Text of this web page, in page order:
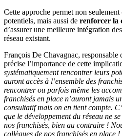
Cette approche permet non
potentiels, mais aussi de renforcer la
d’assurer une meilleure intégration
réseau existant.
François De Chavagnac,
précise l’importance de cette
systématiquement rencontrer leurs
auront accès à l’ensemble des
rencontrer ou parfois même les
franchisés en place n’auront jamais
consultatif mais on en tient compte.
que le développement du réseau ne
nos franchisés, bien au contraire !
collègues de nos franchisés en place !